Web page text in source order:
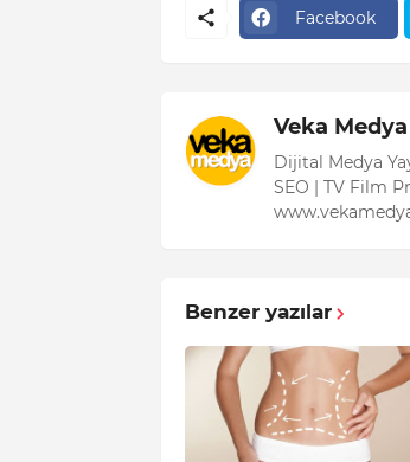
Facebook
Veka Medya
Dijital Medya
SEO | TV Film
Benzer yazılar